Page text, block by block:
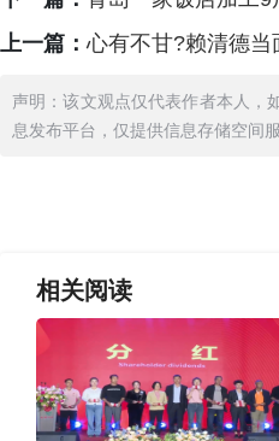
上一篇：心有不甘?赖清德
声明：该文观点仅代表作者本人，
息发布平台，仅提供信息存储空间
相关阅读